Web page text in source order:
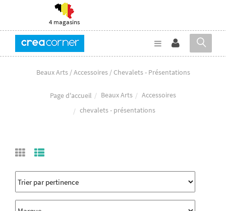
4 magasins
Beaux Arts / Accessoires / Chevalets - Présentations
Page d'accueil Beaux Arts
Accessoires
chevalets - présentations